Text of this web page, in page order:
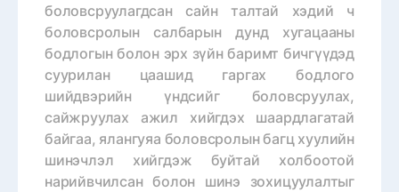
боловсруулагдсан сайн талтай хэдий ч
боловсролын салбарын дунд хугацааны
бодлогын болон эрх зүйн баримт бичгүүдэд
суурилан цаашид гаргах бодлого
шийдвэрийн үндсийг боловсруулах,
сайжруулах ажил хийгдэх шаардлагатай
байгаа, ялангуяа боловсролын багц хуулийн
шинэчлэл хийгдэж буйтай холбоотой
нарийвчилсан болон шинэ зохицуулалтыг